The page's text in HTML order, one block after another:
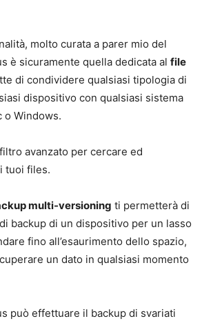
molto curata a parer mio del
è sicuramente quella dedicata al file
di condividere qualsiasi tipologia di
dispositivo con qualsiasi sistema
o Windows.
avanzato per cercare ed
tuoi files.
multi-versioning ti permetterà di
backup di un dispositivo per un lasso
fino all’esaurimento dello spazio,
un dato in qualsiasi momento
può effettuare il backup di svariati